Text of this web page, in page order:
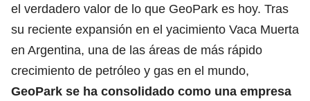
el verdadero valor de lo que GeoPark es hoy. Tras
su reciente expansión en el yacimiento Vaca Muerta
en Argentina, una de las áreas de más rápido
crecimiento de petróleo y gas en el mundo,
GeoPark se ha consolidado como una empresa